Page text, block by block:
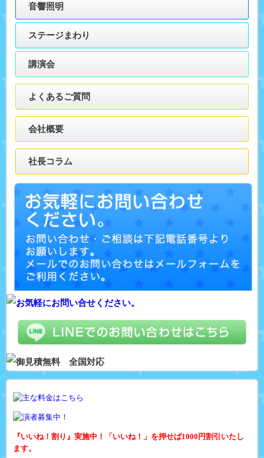
音響照明
ステージまわり
講演会
よくあるご質問
会社概要
社長コラム
『いいね！割り』実施中！「いいね！」を押せば1000円割引いたし
ます。